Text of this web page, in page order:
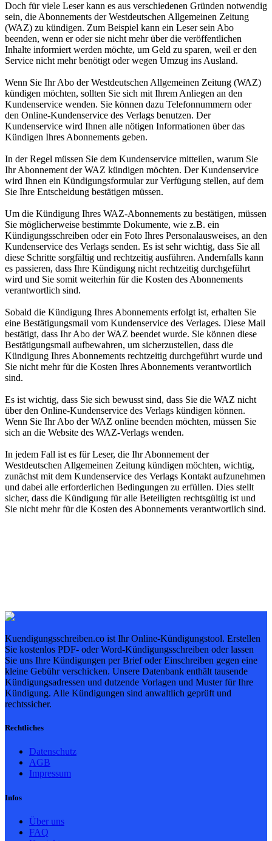
Doch für viele Leser kann es aus verschiedenen Gründen notwendig
sein, die Abonnements der Westdeutschen Allgemeinen Zeitung
(WAZ) zu kündigen. Zum Beispiel kann ein Leser sein Abo
beenden, wenn er oder sie nicht mehr über die veröffentlichen
Inhalte informiert werden möchte, um Geld zu sparen, weil er den
Service nicht mehr benötigt oder wegen Umzug ins Ausland.
Wenn Sie Ihr Abo der Westdeutschen Allgemeinen Zeitung (WAZ)
kündigen möchten, sollten Sie sich mit Ihrem Anliegen an den
Kundenservice wenden. Sie können dazu Telefonnummern oder
den Online-Kundenservice des Verlags benutzen. Der
Kundenservice wird Ihnen alle nötigen Informationen über das
Kündigen Ihres Abonnements geben.
In der Regel müssen Sie dem Kundenservice mitteilen, warum Sie
Ihr Abonnement der WAZ kündigen möchten. Der Kundenservice
wird Ihnen ein Kündigungsformular zur Verfügung stellen, auf dem
Sie Ihre Entscheidung bestätigen müssen.
Um die Kündigung Ihres WAZ-Abonnements zu bestätigen, müssen
Sie möglicherweise bestimmte Dokumente, wie z.B. ein
Kündigungsschreiben oder ein Foto Ihres Personalausweises, an den
Kundenservice des Verlags senden. Es ist sehr wichtig, dass Sie all
diese Schritte sorgfältig und rechtzeitig ausführen. Andernfalls kann
es passieren, dass Ihre Kündigung nicht rechtzeitig durchgeführt
wird und Sie somit weiterhin für die Kosten des Abonnements
verantwortlich sind.
Sobald die Kündigung Ihres Abonnements erfolgt ist, erhalten Sie
eine Bestätigungsmail vom Kundenservice des Verlages. Diese Mail
bestätigt, dass Ihr Abo der WAZ beendet wurde. Sie können diese
Bestätigungsmail aufbewahren, um sicherzustellen, dass die
Kündigung Ihres Abonnements rechtzeitig durchgeführt wurde und
Sie nicht mehr für die Kosten Ihres Abonnements verantwortlich
sind.
Es ist wichtig, dass Sie sich bewusst sind, dass Sie die WAZ nicht
über den Online-Kundenservice des Verlags kündigen können.
Wenn Sie Ihr Abo der WAZ online beenden möchten, müssen Sie
sich an die Website des WAZ-Verlags wenden.
In jedem Fall ist es für Leser, die Ihr Abonnement der
Westdeutschen Allgemeinen Zeitung kündigen möchten, wichtig,
zunächst mit dem Kundenservice des Verlags Kontakt aufzunehmen
und dabei alle erforderlichen Bedingungen zu erfüllen. Dies stellt
sicher, dass die Kündigung für alle Beteiligten rechtsgültig ist und
Sie nicht mehr für die Kosten des Abonnements verantwortlich sind.
Kuendigungsschreiben.co ist Ihr Online-Kündigungstool. Erstellen
Sie kostenlos PDF- oder Word-Kündigungsschreiben oder lassen
Sie uns Ihre Kündigungen per Brief oder Einschreiben gegen eine
kleine Gebühr verschicken. Unsere Datenbank enthält tausende
Kündigungsadressen und dutzende Vorlagen und Muster für Ihre
Kündigung. Alle Kündigungen sind anwaltlich geprüft und
rechtssicher.
Rechtliches
Datenschutz
AGB
Impressum
Infos
Über uns
FAQ